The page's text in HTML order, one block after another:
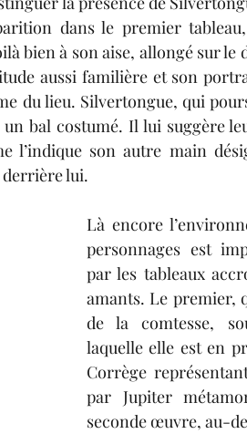
dans le premier
bien à son aise, allongé sur le
aussi familière et son
du lieu. Silvertongue, qui
bal costumé. Il lui suggère
l’indique son autre main
derrière lui.
Là encore
personnages est
par les tableaux
amants. Le premier,
de la comtesse,
laquelle elle est en
Corrège
par Jupiter
seconde œuvre, au-